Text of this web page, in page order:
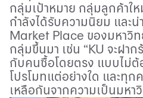
กลุ่มเป้าหมาย กลุ่มลูกค้าใ
กำลังได้รับความนิยม และน่
Market Place ของมหาวิท
กลุ่มขึ้นมา เช่น “KU จะฝาก
กับคนซื้อโดยตรง แบบไม่ต้
โปรโมทแต่อย่างใด และทุ
เหลือกันจากความเป็นมหา